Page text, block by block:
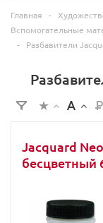
Главная -
Вспомогательные
-
Разбавители
Jacquard
бесцветный